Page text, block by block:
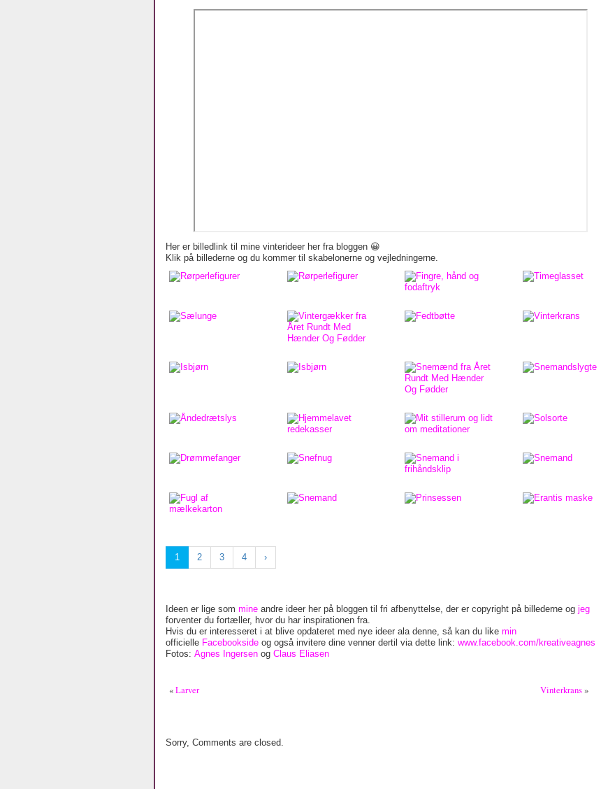
Her er billedlink til mine vinterideer her fra bloggen 😀
Klik på billederne og du kommer til skabelonerne og vejledningerne.
1 2 3 4 ›
Ideen er lige som mine andre ideer her på bloggen til fri afbenyttelse, der er copyright på billederne og jeg
forventer du fortæller, hvor du har inspirationen fra.
Hvis du er interesseret i at blive opdateret med nye ideer ala denne, så kan du like min
officielle Facebookside og også invitere dine venner dertil via dette link: www.facebook.com/kreativeagnes
Fotos: Agnes Ingersen og Claus Eliasen
«Larver Vinterkrans»
Sorry, Comments are closed.